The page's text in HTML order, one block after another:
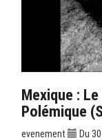
Mexique :
Polémique
evenement
Du